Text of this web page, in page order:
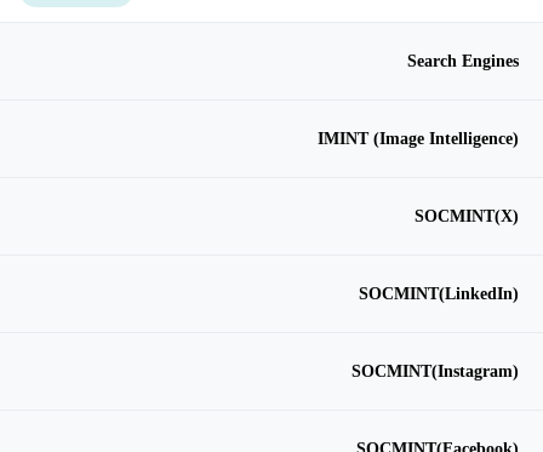
Search Engines
(Image Intelligence) IMINT
(X)SOCMINT
(LinkedIn)SOCMINT
(Instagram)SOCMINT